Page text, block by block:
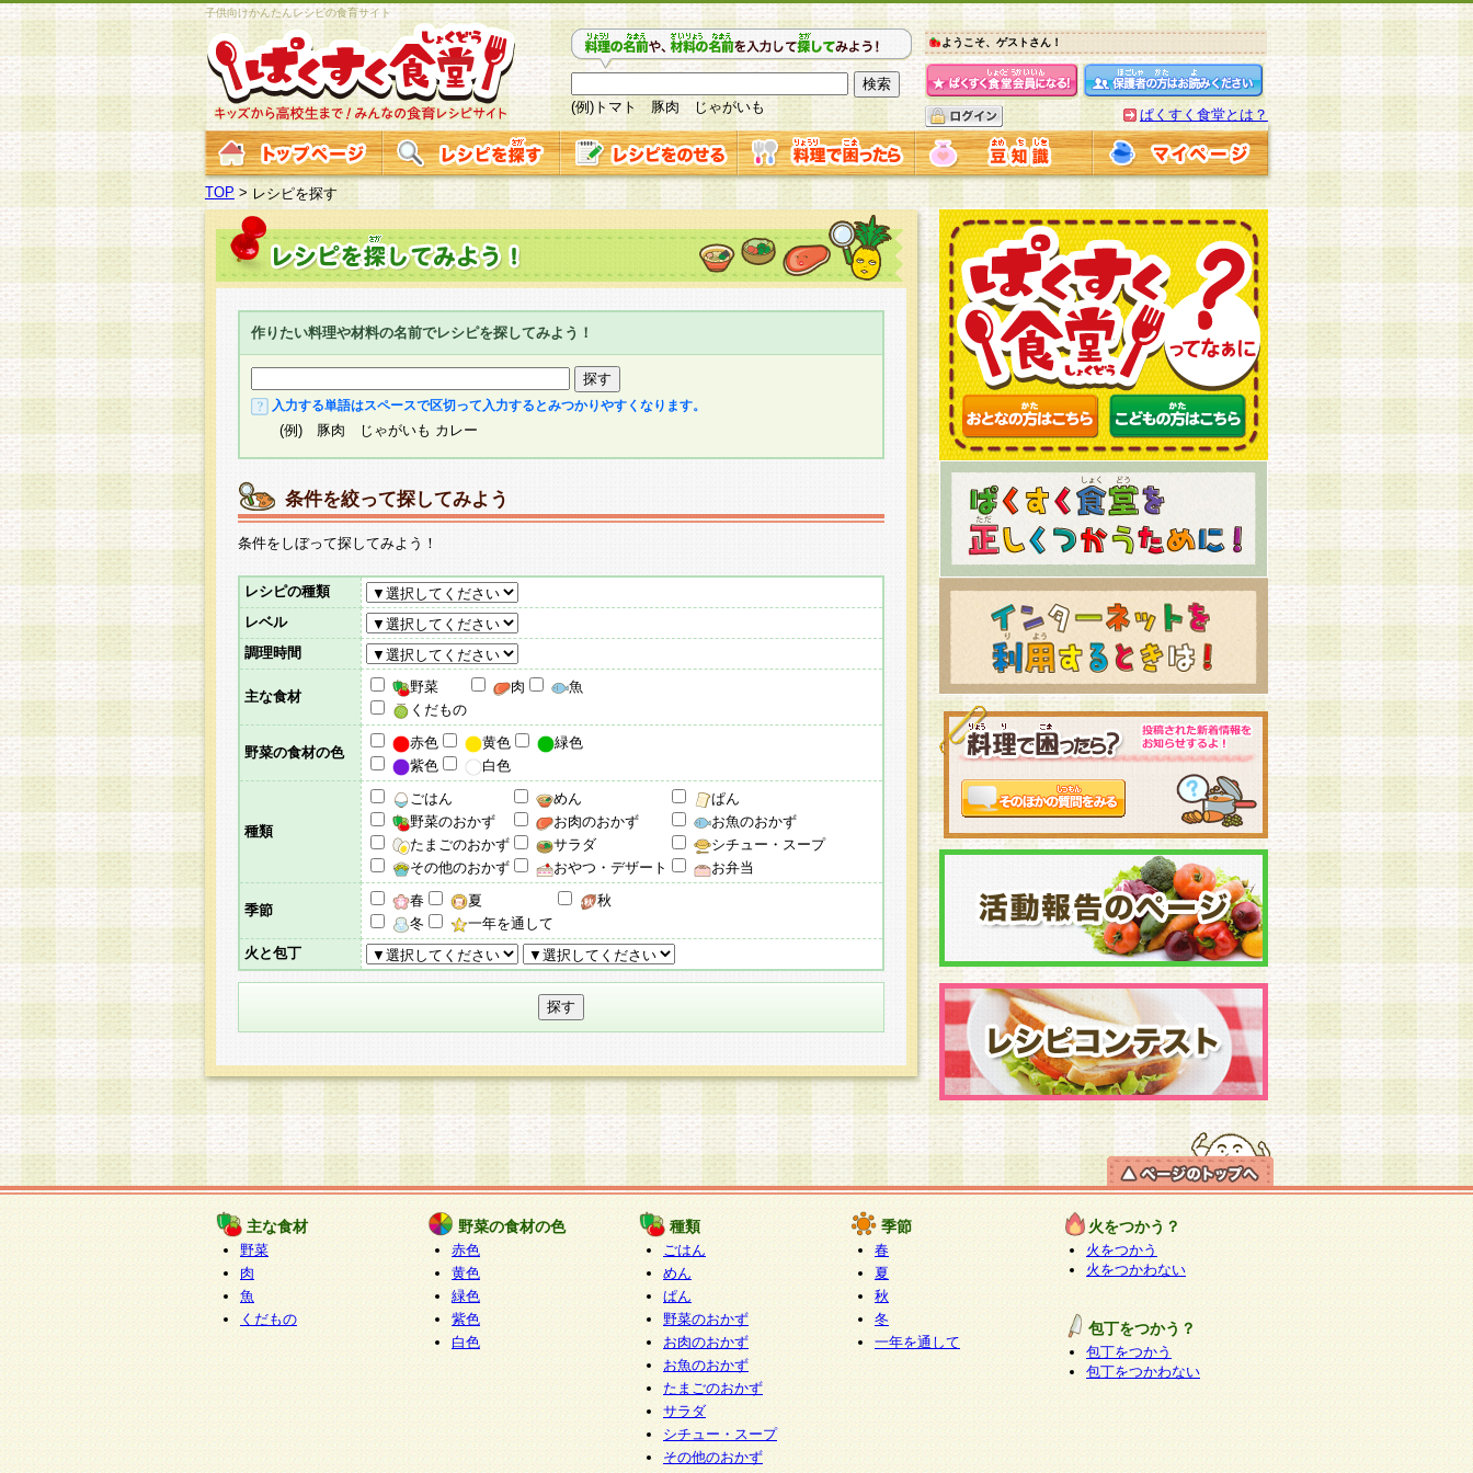
子供向けかんたんレシピの食育サイト
(例)トマト 豚肉 じゃがいも
ようこそ、ゲストさん！
ぱくすく食堂とは？
TOP >レシピを探す
作りたい料理や材料の名前でレシピを探してみよう！
入力する単語はスペースで区切って入力するとみつかりやすくなります。
(例) 豚肉 じゃがいも カレー
条件を絞って探してみよう
条件をしぼって探してみよう！
レシピの種類
レベル
調理時間
主な食材
野菜 肉
魚
くだもの
野菜の食材の色
赤色 黄色
緑色
紫色
白色
種類
ごはん めん
ぱん
野菜のおかず
お肉のおかず
お魚のおかず
たまごのおかず
サラダ
シチュー・スープ
その他のおかず
おやつ・デザート お弁当
季節
春 夏
秋
冬
一年を通して
火と包丁
主な食材
野菜
肉
魚
くだもの
野菜の食材の色
赤色
黄色
緑色
紫色
白色
種類
ごはん
めん
ぱん
野菜のおかず
お肉のおかず
お魚のおかず
たまごのおかず
サラダ
シチュー・スープ
その他のおかず
季節
春
夏
秋
冬
一年を通して
火をつかう？
火をつかう
火をつかわない
包丁をつかう？
包丁をつかう
包丁をつかわない